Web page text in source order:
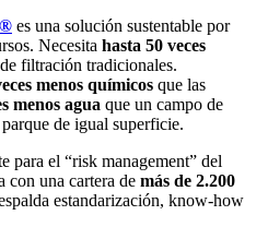
es una solución sustentable por
Necesita hasta 50 veces
filtración tradicionales.
menos químicos que las
menos agua que un campo de
de igual superficie.
para el “risk management” del
con una cartera de más de 2.200
estandarización, know-how